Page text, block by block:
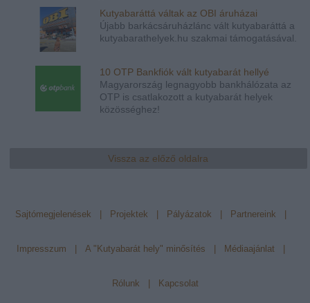
Kutyabaráttá váltak az OBI áruházai
Újabb barkácsáruházlánc vált kutyabaráttá a
kutyabarathelyek.hu szakmai támogatásával.
10 OTP Bankfiók vált kutyabarát hellyé
Magyarország legnagyobb bankhálózata az
OTP is csatlakozott a kutyabarát helyek
közösséghez!
Vissza az előző oldalra
Sajtómegjelenések | Projektek | Pályázatok | Partnereink |
Impresszum | A "Kutyabarát hely" minősítés | Médiaajánlat |
Rólunk | Kapcsolat